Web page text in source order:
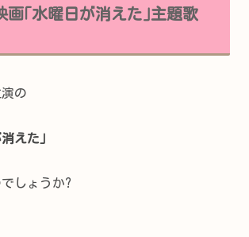
画｢水曜日が消えた｣主題歌
の
えた」
しょうか?